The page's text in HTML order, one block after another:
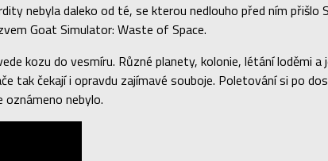
nebyla daleko od té, se kterou nedlouho před ním
Goat Simulator: Waste of Space.
kozu do vesmíru. Různé planety, kolonie, létání loděmi
tak čekají i opravdu zajímavé souboje. Poletování si po
oznámeno nebylo.